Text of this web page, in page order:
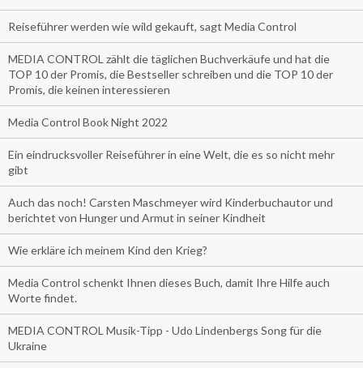
Reiseführer werden wie wild gekauft, sagt Media Control
MEDIA CONTROL zählt die täglichen Buchverkäufe und hat die
TOP 10 der Promis, die Bestseller schreiben und die TOP 10 der
Promis, die keinen interessieren
Media Control Book Night 2022
Ein eindrucksvoller Reiseführer in eine Welt, die es so nicht mehr
gibt
Auch das noch! Carsten Maschmeyer wird Kinderbuchautor und
berichtet von Hunger und Armut in seiner Kindheit
Wie erkläre ich meinem Kind den Krieg?
Media Control schenkt Ihnen dieses Buch, damit Ihre Hilfe auch
Worte findet.
MEDIA CONTROL Musik-Tipp - Udo Lindenbergs Song für die
Ukraine